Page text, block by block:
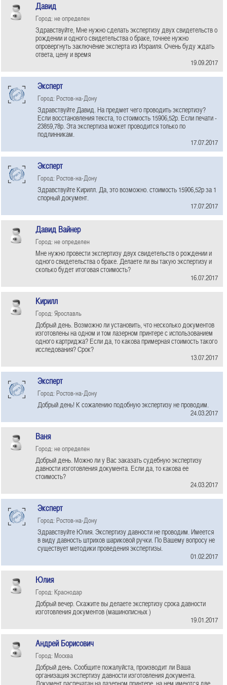
Давид
Город: не определен
Здравствуйте, Мне нужно сделать экспертизу двух свидетельств о
рождении и одного свидетельства о браке, точнее нужно
опровергнуть заключёние эксперта из Израиля. Очень буду ждать
ответа, цену и время
19.09.2017
Эксперт
Город: Ростов-на-Дону
Здравствуйте Давид. На предмет чего проводить экспертизу?
Если восстановления текста, то стоимость 15906,52р. Если печати -
23859,78р. Эта экспертиза может проводится только по
подлинникам.
17.07.2017
Эксперт
Город: Ростов-на-Дону
Здравствуйте Кирилл. Да, это возможно. стоимость 15906,52р за 1
спорный документ.
17.07.2017
Давид Вайнер
Город: не определен
Мне нужно провести экспертизу двух свидетельств о рождении и
одного свидетельства о браке. Делаете ли вы такую экспертизу и
сколько будет итоговая стоимость?
16.07.2017
Кирилл
Город: Ярославль
Добрый день. Возможно ли установить, что несколько документов
изготовлены на одном и том лазерном принтере с использованием
одного картриджа? Если да, то какова примерная стоимость такого
исследования? Срок?
13.07.2017
Эксперт
Город: Ростов-на-Дону
Добрый день! К сожалению подобную экспертизу не проводим.
24.03.2017
Ваня
Город: не определен
Добрый день. Можно ли у Вас заказать судебную экспертизу
давности изготовления документа. Если да, то какова ее
стоимость?
24.03.2017
Эксперт
Город: Ростов-на-Дону
Здравствуйте Юлия. Экспертизу давности не проводим. Имеется
в виду давность штрихов шариковой ручки. По Вашему вопросу не
существует методики проведения экспертизы.
01.02.2017
Юлия
Город: Краснодар
Добрый вечер. Скажите вы делаете экспертизу срока давности
изготовления документов (машинописных )
19.01.2017
Андрей Борисович
Город: Москва
Добрый день. Сообщите пожалуйста, производит ли Ваша
организация экспертизу давности изготовления документа.